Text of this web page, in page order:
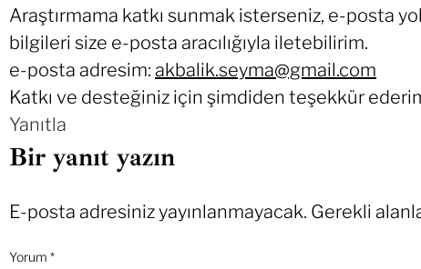
Araştırmama katkı sunmak isterseniz, e-posta
bilgileri size e-posta aracılığıyla iletebilirim.
e-posta adresim: akbalik.seyma@gmail.com
Katkı ve desteğiniz için şimdiden teşekkür
Yanıtla
Bir yanıt yazın
E-posta adresiniz yayınlanmayacak. Gerekli
Yorum *